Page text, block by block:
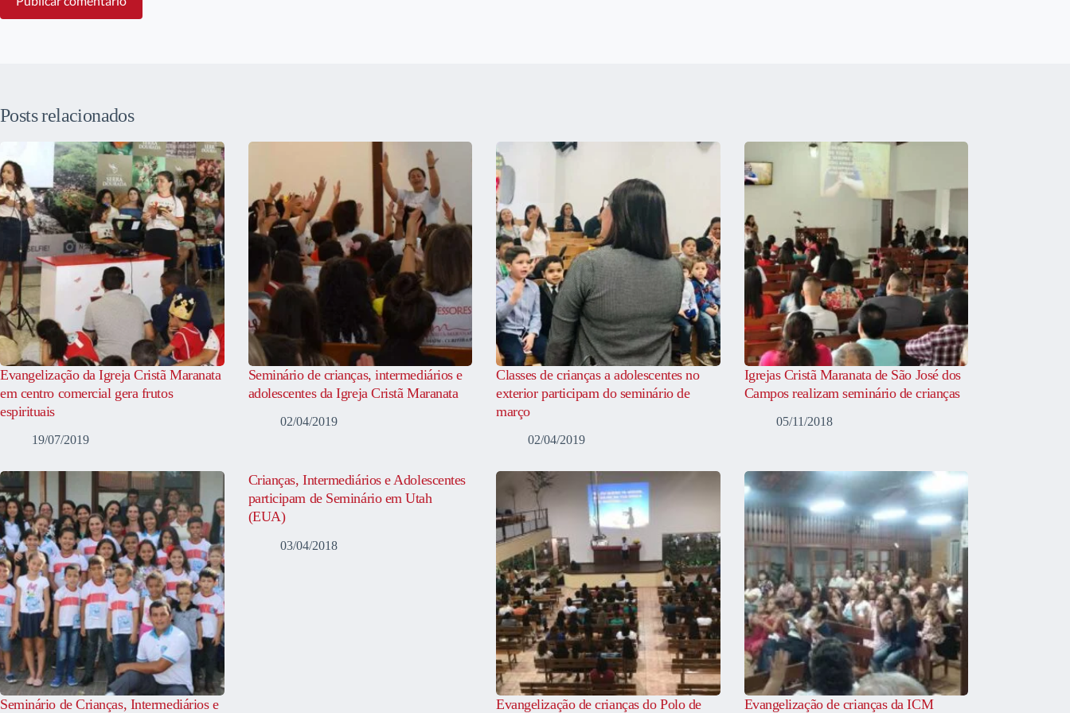
Posts relacionados
Evangelização da Igreja Cristã Maranata
em centro comercial gera frutos
espirituais
19/07/2019
Seminário de crianças, intermediários e
adolescentes da Igreja Cristã Maranata
02/04/2019
Classes de crianças a adolescentes no
exterior participam do seminário de
março
02/04/2019
Igrejas Cristã Maranata de São José dos
Campos realizam seminário de crianças
05/11/2018
Seminário de Crianças, Intermediários e
Crianças, Intermediários e Adolescentes
participam de Seminário em Utah
(EUA)
03/04/2018
Evangelização de crianças do Polo de Evangelização de crianças da ICM